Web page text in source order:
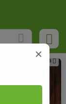
Реклама